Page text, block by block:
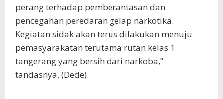
perang terhadap pemberantasan dan
pencegahan peredaran gelap narkotika.
Kegiatan sidak akan terus dilakukan menuju
pemasyarakatan terutama rutan kelas 1
tangerang yang bersih dari narkoba,”
tandasnya. (Dede).